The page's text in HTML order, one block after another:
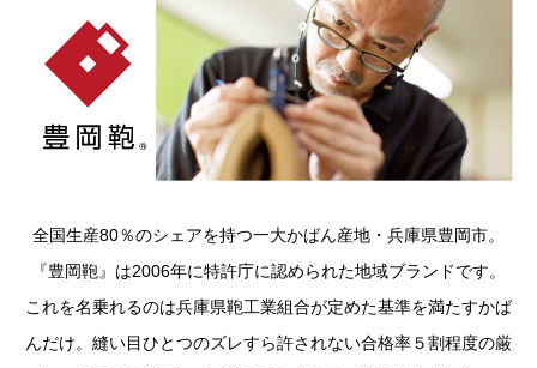
全国生産80％のシェアを持つ一大かばん産地・兵庫県豊岡市。
『豊岡鞄』は2006年に特許庁に認められた地域ブランドです。
これを名乗れるのは兵庫県鞄工業組合が定めた基準を満たすかば
んだけ。縫い目ひとつのズレすら許されない合格率５割程度の厳